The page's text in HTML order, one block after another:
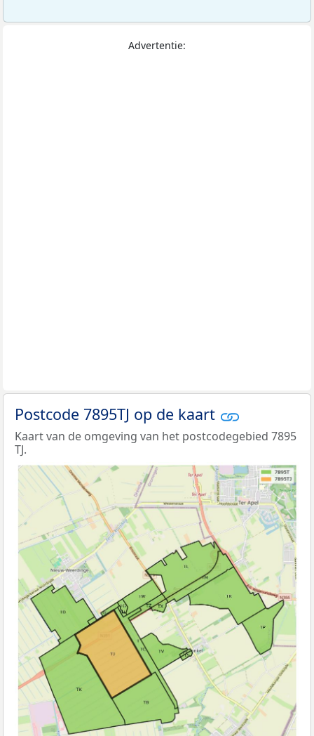
Advertentie:
Postcode 7895TJ op de kaart
Kaart van de omgeving van het postcodegebied 7895
TJ.